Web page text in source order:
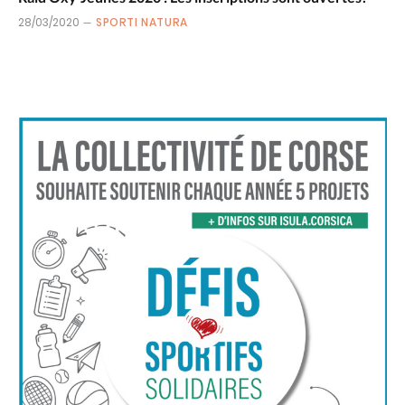
28/03/2020 SPORTI NATURA